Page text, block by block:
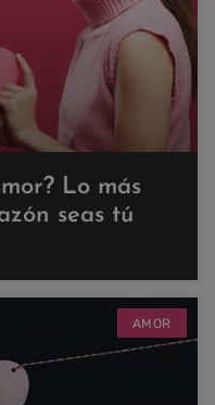
Lo más
seas tú
AMOR